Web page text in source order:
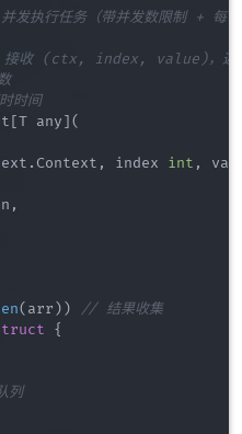
执行任务（带并发数限制 + 每个
接收 (ctx, index, value)，返
时间
[T any] (
. Context , index int ,
,
( arr ) )
// 结果收集
{
列